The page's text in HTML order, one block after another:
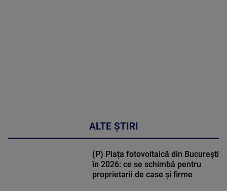
ALTE ȘTIRI
(P) Piața fotovoltaică din București
în 2026: ce se schimbă pentru
proprietarii de case și firme